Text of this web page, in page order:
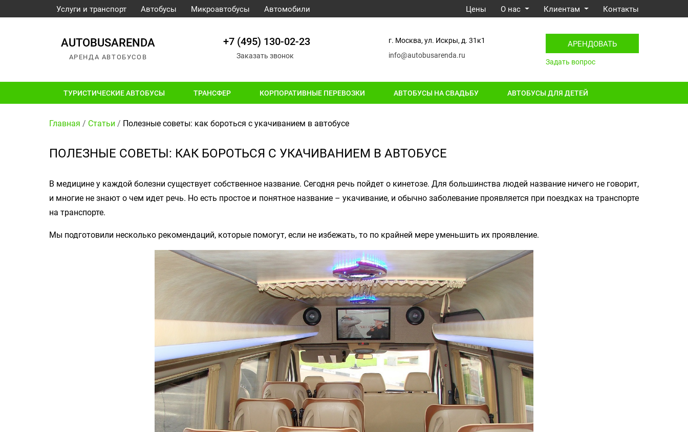
Услуги и транспорт Автобусы Микроавтобусы Автомобили Цены О нас Клиентам Контакты
AUTOBUSARENDA
АРЕНДА АВТОБУСОВ
+7 (495) 130-02-23
Заказать звонок
г. Москва, ул. Искры, д. 31к1
info@autobusarenda.ru
АРЕНДОВАТЬ
Задать вопрос
ТУРИСТИЧЕСКИЕ АВТОБУСЫ ТРАНСФЕР КОРПОРАТИВНЫЕ ПЕРЕВОЗКИ АВТОБУСЫ НА СВАДЬБУ АВТОБУСЫ ДЛЯ ДЕТЕЙ
Главная / Статьи / Полезные советы: как бороться с укачиванием в автобусе
ПОЛЕЗНЫЕ СОВЕТЫ: КАК БОРОТЬСЯ С УКАЧИВАНИЕМ В АВТОБУСЕ
В медицине у каждой болезни существует собственное название. Сегодня речь пойдет о кинетозе. Для большинства людей название ничего не говорит,
и многие не знают о чем идет речь. Но есть простое и понятное название – укачивание, и обычно заболевание проявляется при поездках на транспорте
на транспорте.
Мы подготовили несколько рекомендаций, которые помогут, если не избежать, то по крайней мере уменьшить их проявление.